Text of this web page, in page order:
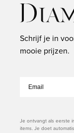
Schrijf je in
mooie prijzen.
Je ontvangt als eerste
items. Je doet